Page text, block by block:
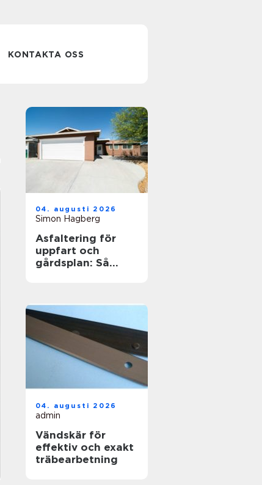
KONTAKTA OSS
04. augusti 2026
Simon Hagberg
Asfaltering för
uppfart och
gårdsplan: Så
04. augusti 2026
admin
Vändskär för
effektiv och exakt
träbearbetning